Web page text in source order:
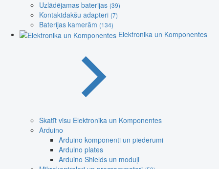
Uzlādējamas baterijas (39)
Kontaktdakšu adapteri (7)
Baterijas kamerām (134)
Elektronika un Komponentes
Skatīt visu Elektronika un Komponentes
Arduino
Arduino komponenti un piederumi
Arduino plates
Arduino Shields un moduļi